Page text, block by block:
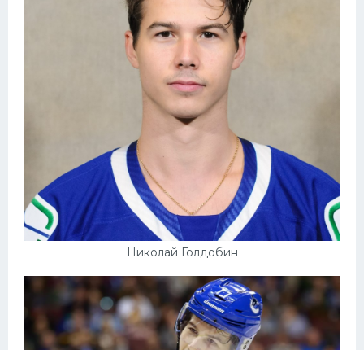
Николай Голдобин